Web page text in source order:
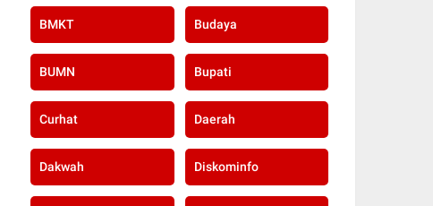
BMKT Budaya
BUMN Bupati
Curhat Daerah
Dakwah Diskominfo